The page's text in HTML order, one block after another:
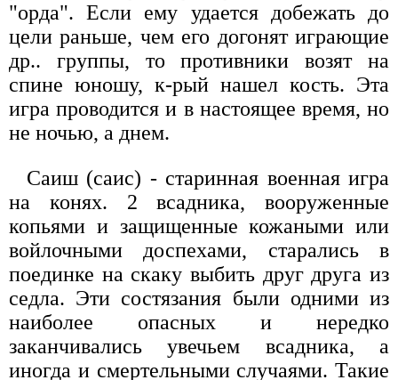
"орда". Если ему удается добежать до
цели раньше, чем его догонят играющие
др.. группы, то противники возят на
спине юношу, к-рый нашел кость. Эта
игра проводится и в настоящее время, но
не ночью, а днем.
Саиш (саис) - старинная военная игра
на конях. 2 всадника, вооруженные
копьями и защищенные кожаными или
войлочными доспехами, старались в
поединке на скаку выбить друг друга из
седла. Эти состязания были одними из
наиболее опасных и нередко
заканчивались увечьем всадника, а
иногда и смертельными случаями. Такие